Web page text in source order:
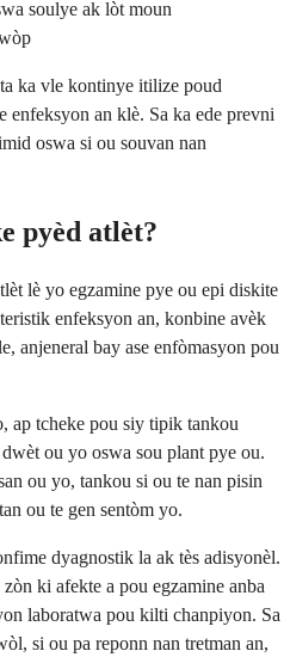
soulye ak lòt moun
ka vle kontinye itilize poud
enfeksyon an klè. Sa ka ede prevni
oswa si ou souvan nan
pyèd atlèt?
lè yo egzamine pye ou epi diskite
enfeksyon an, konbine avèk
anjeneral bay ase enfòmasyon pou
ap tcheke pou siy tipik tankou
ou yo oswa sou plant pye ou.
ou yo, tankou si ou te nan pisin
ou te gen sentòm yo.
dyagnostik la ak tès adisyonèl.
ki afekte a pou egzamine anba
laboratwa pou kilti chanpiyon. Sa
si ou pa reponn nan tretman an,